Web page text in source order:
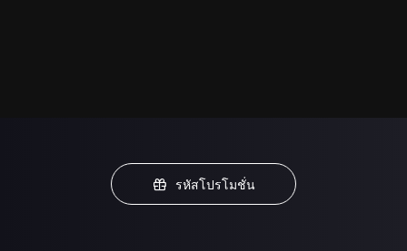
รหัสโปรโมชั่น